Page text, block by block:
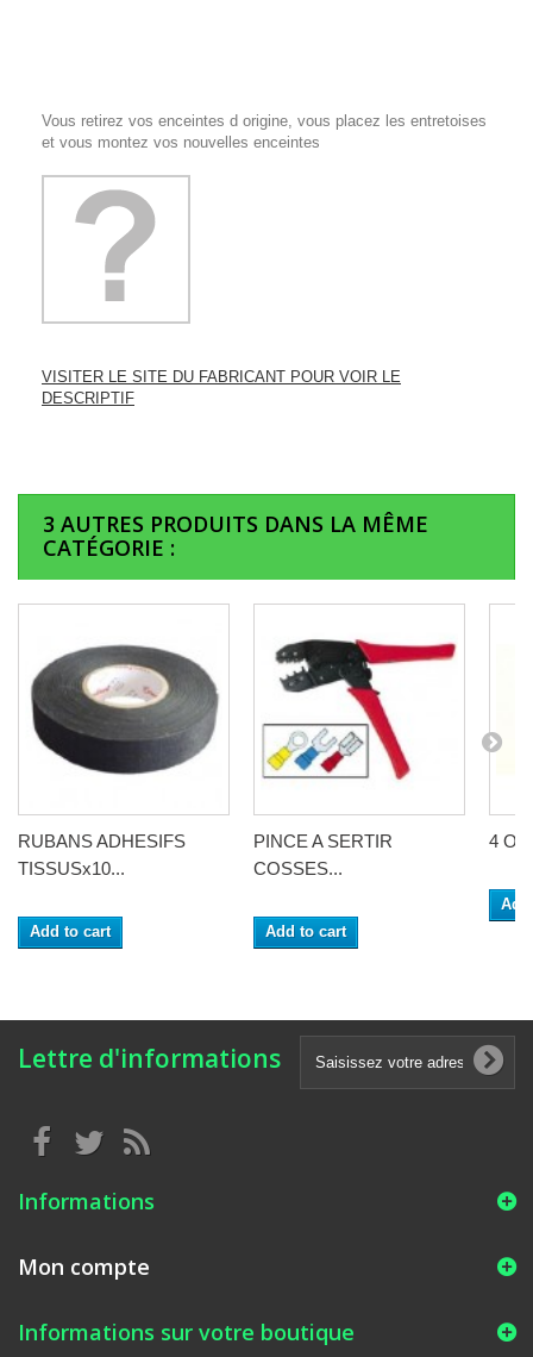
Vous retirez vos enceintes d origine, vous placez les entretoises
et vous montez vos nouvelles enceintes
VISITER LE SITE DU FABRICANT POUR VOIR LE
DESCRIPTIF
3 AUTRES PRODUITS DANS LA MÊME
CATÉGORIE :
RUBANS ADHESIFS
TISSUSx10...
Add to cart
PINCE A SERTIR
COSSES...
Add to cart
4
Lettre d'informations
Informations
Mon compte
Informations sur votre boutique